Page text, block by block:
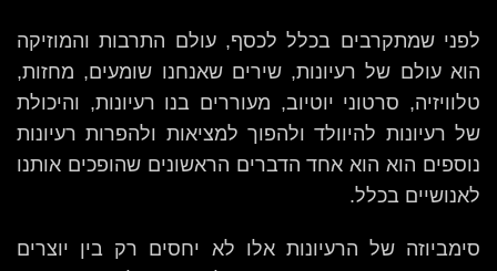
לפני שמתקרבים בכלל לכסף, עולם התרבות והמוזיקה
הוא עולם של רעיונות, שירים שאנחנו שומעים, מחזות,
טלוויזיה, סרטוני יוטיוב, מעוררים בנו רעיונות, והיכולת
של רעיונות להיוולד ולהפוך למציאות ולהפרות רעיונות
נוספים הוא הוא אחד הדברים הראשונים שהופכים אותנו
לאנושיים בכלל.
סימביוזה של הרעיונות אלו לא יחסים רק בין יוצרים